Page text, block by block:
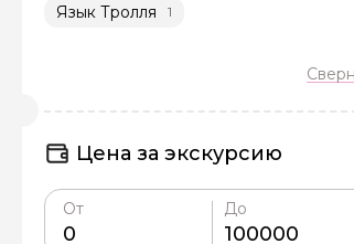
Язык Тролля 1
Цена за экскурсию
От До